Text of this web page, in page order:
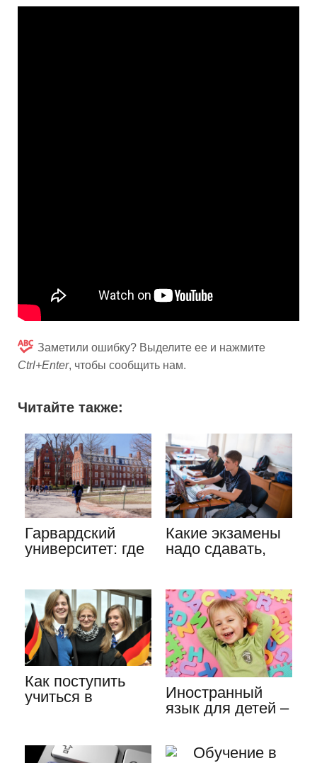
Заметили ошибку? Выделите ее и нажмите
Ctrl+Enter, чтобы сообщить нам.
Читайте также:
Гарвардский
университет: где
Какие экзамены
надо сдавать,
Как поступить
учиться в
выбора…
Иностранный
язык для детей –